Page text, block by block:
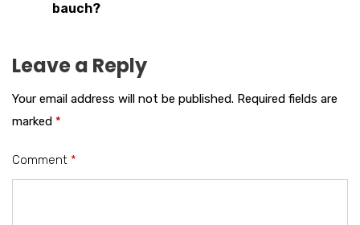
bauch?
Leave a Reply
Your email address will not be published. Required fields are
marked *
Comment *